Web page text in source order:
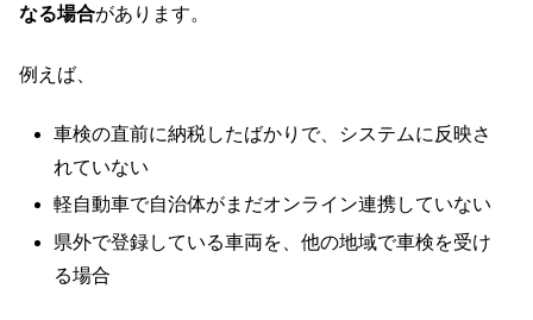
なる場合があります。
例えば、
車検の直前に納税したばかりで、システムに反映さ
れていない
軽自動車で自治体がまだオンライン連携していない
県外で登録している車両を、他の地域で車検を受け
る場合